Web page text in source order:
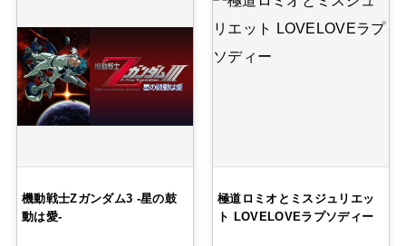
機動戦士Ζガンダム3 -星の鼓
動は愛-
極道ロミオとミスジュリエッ
ト LOVELOVEラプソディー